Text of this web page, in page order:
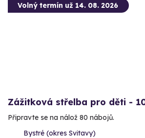
Volný termín už 14. 08. 2026
Zážitková střelba pro děti -
Připravte se na nálož 80 nábojů.
Bystré (okres Svitavy)